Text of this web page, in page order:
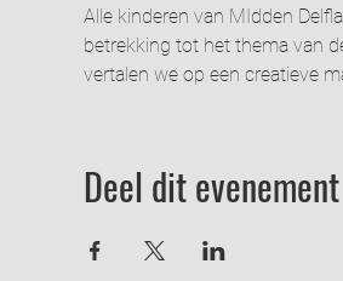
Alle kinderen van MIdden
betrekking tot het thema van
vertalen we op een creatieve
Deel dit evenement